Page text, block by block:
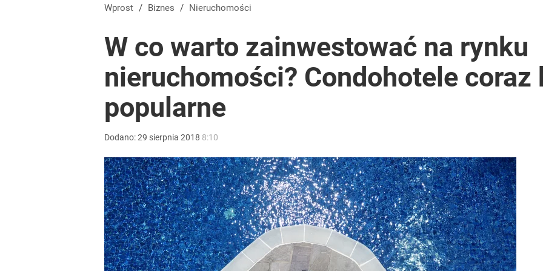
Wprost / Biznes / Nieruchomości
W co warto zainwestować na rynku
nieruchomości? Condohotele coraz
popularne
Dodano:29 sierpnia 2018 8:10